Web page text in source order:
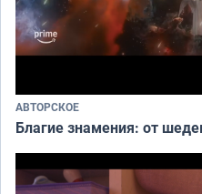
АВТОРСКОЕ
Благие знамения: от